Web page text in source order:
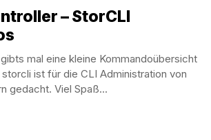
– StorCLI
mal eine kleine Kommandoübersicht
ist für die CLI Administration von
gedacht. Viel Spaß...